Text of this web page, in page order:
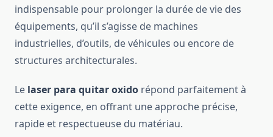
indispensable pour prolonger la durée de vie des
équipements, qu’il s’agisse de machines
industrielles, d’outils, de véhicules ou encore de
structures architecturales.
Le laser para quitar oxido répond parfaitement à
cette exigence, en offrant une approche précise,
rapide et respectueuse du matériau.